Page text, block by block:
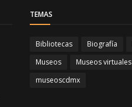
TEMAS
Bibliotecas Biografía
Museos
Museos virtuales
museoscdmx